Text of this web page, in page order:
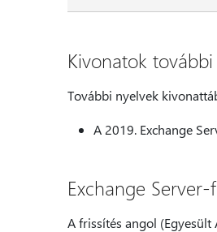
Kivonatok
További nyelvek
A 2019. Exchange
Exchange
A frissítés angol